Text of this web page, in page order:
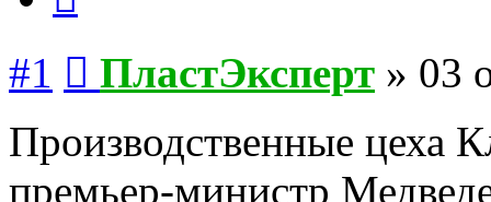
#1 ПластЭксперт » 03
Производственные цеха
премьер-министр